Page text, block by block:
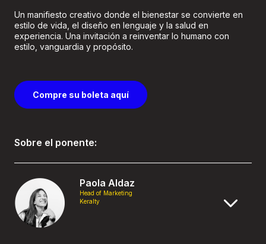
Un manifiesto creativo donde el bienestar se convierte en
estilo de vida, el diseño en lenguaje y la salud en
experiencia. Una invitación a reinventar lo humano con
estilo, vanguardia y propósito.
Compre su boleta aquí
Sobre el ponente:
Paola Aldaz
Head of Marketing
Keralty